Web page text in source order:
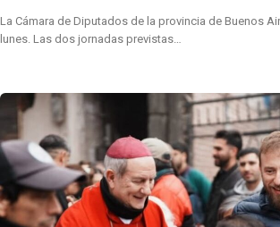
La Cámara de Diputados de la provincia de Buenos
lunes. Las dos jornadas previstas…